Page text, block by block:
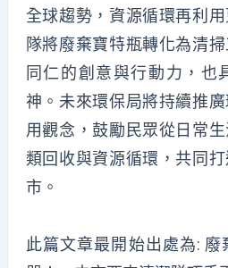
全球趨勢，資源循環再利
隊將廢棄寶特瓶轉化為清
同仁的創意與行動力，也
神。未來環保局將持續推
用觀念，鼓勵民眾從日常
類回收與資源循環，共同
市。
此篇文章最開始出處為: 廢